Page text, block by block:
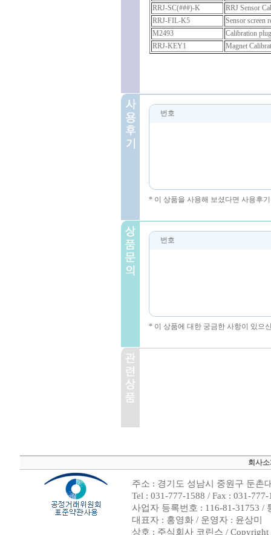
RRJ-SC(###)-K
RRJ Sensor
RRJ-FIL-K5
Sensor screen
M2493
Calibration plug
RRJ-KEY1
Magnet
번호
* 이 상품을 사용해 보셨다면 사용후
번호
* 이 상품에 대한 궁금한 사항이 있으
회사소
주소 : 경기도 성남시 중원구 둔촌
Tel : 031-777-1588 / Fax : 031-
사업자 등록번호 : 116-81-31753 /
대표자 : 홍영화 / 운영자 : 윤상미
상호 : 주식회사 코린스 /